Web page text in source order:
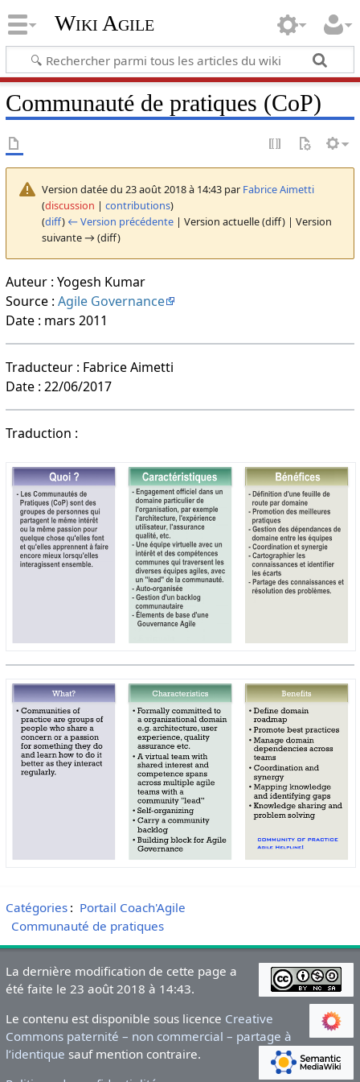
Wiki Agile
Communauté de pratiques (CoP)
Version datée du 23 août 2018 à 14:43 par Fabrice Aimetti
(discussion | contributions)
(diff) ← Version précédente| Version actuelle (diff) | Version
suivante → (diff)
Auteur : Yogesh Kumar
Source : Agile Governance
Date : mars 2011
Traducteur : Fabrice Aimetti
Date : 22/06/2017
Traduction :
Catégories: Portail Coach'Agile
Communauté de pratiques
La dernière modification de cette page a
été faite le 23 août 2018 à 14:43.
Le contenu est disponible sous licence Creative
Commons paternité – non commercial – partage à
l’identique sauf mention contraire.